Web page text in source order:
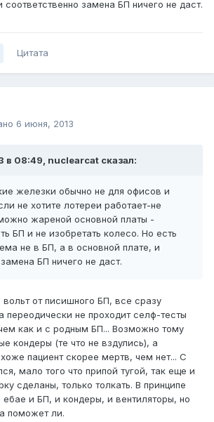
соответственно замена БП ничего не даст.
Цитата
6 июня, 2013
в 08:49, nuclearcat сказал:
железки обычно не для офисов и
не хотите лотереи работает-не
жареной основной платы -
БП и не изобретать колесо. Но есть
не в БП, а в основной плате, и
БП ничего не даст.
вольт от писишного БП, все сразу
переодически не проходит селф-тесты
как и с родным БП... Возможно тому
кондеры (те что не вздулись), а
пациент скорее мертв, чем нет... С
мало того что припой тугой, так еще и
сделаны, только толкать. В принципе
и БП, и кондеры, и вентиляторы, но
поможет ли.